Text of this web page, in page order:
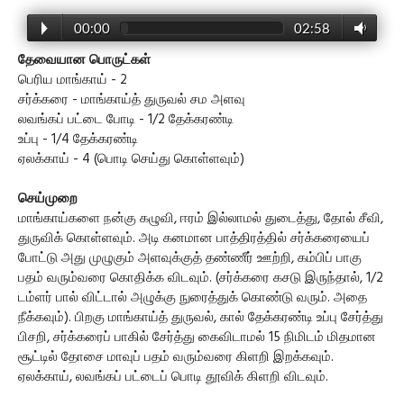
00:00 02:58
தேவையான பொருட்கள்
பெரிய மாங்காய் - 2
சர்க்கரை - மாங்காய்த் துருவல் சம அளவு
லவங்கப் பட்டை போடி - 1/2 தேக்கரண்டி
உப்பு - 1/4 தேக்கரண்டி
ஏலக்காய் - 4 (பொடி செய்து கொள்ளவும்)
செய்முறை
மாங்காய்களை நன்கு கழுவி, ஈரம் இல்லாமல் துடைத்து, தோல் சீவி,
துருவிக் கொள்ளவும். அடி கனமான பாத்திரத்தில் சர்க்கரையைப்
போட்டு அது முழுகும் அளவுக்குத் தண்ணீர் ஊற்றி, கம்பிப் பாகு
பதம் வரும்வரை கொதிக்க விடவும். (சர்க்கரை கசடு இருந்தால், 1/2
டம்ளர் பால் விட்டால் அழுக்கு நுரைத்துக் கொண்டு வரும். அதை
நீக்கவும்). பிறகு மாங்காய்த் துருவல், கால் தேக்கரண்டி உப்பு சேர்த்து
பிசறி, சர்க்கரைப் பாகில் சேர்த்து கைவிடாமல் 15 நிமிடம் மிதமான
சூட்டில் தோசை மாவுப் பதம் வரும்வரை கிளறி இறக்கவும்.
ஏலக்காய், லவங்கப் பட்டைப் பொடி தூவிக் கிளறி விடவும்.